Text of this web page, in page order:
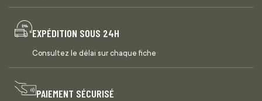
EXPÉDITION SOUS 24H
Consultez le délai sur chaque fiche
PAIEMENT SÉCURISÉ